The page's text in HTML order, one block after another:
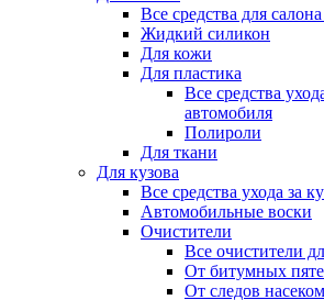
Все средства для
Жидкий силикон
Для кожи
Для пластика
Все средства
автомобиля
Полироли
Для ткани
Для кузова
Все средства ухода за
Автомобильные воски
Очистители
Все очистители
От битумных
От следов